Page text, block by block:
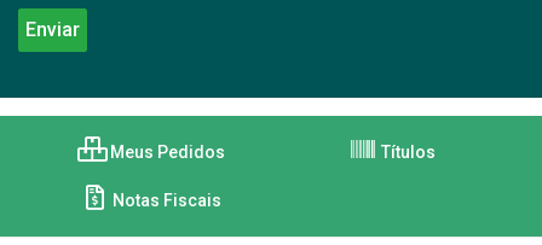
Meus Pedidos Títulos
Notas Fiscais